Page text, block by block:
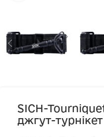
SICH-
джгут-турнікет